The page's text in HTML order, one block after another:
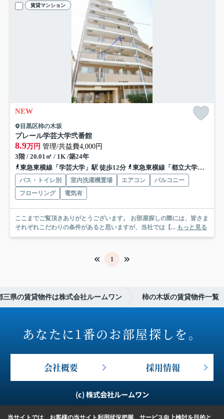
賃貸マンション
NEW
目黒区柿の木坂
プレール学芸大学弐番館
8.9万円 管理/共益費4,000円
3階 / 20.01㎡ / 1K /築24年
東急東横線「学芸大学」駅 徒歩12分
東急東横線「都立大学」駅 徒歩18分
バス・トイレ別 室内洗濯機置場 エアコン
バルコニー
フローリング
電気有
ここまでご覧頂きありがとうございます。 お部屋探しの際には、皆さま
それぞれこだわりの条件があると思いますが、当社では【... もっと見る
1
三県の賃貸物件は株式会社ルームワン 柿の木坂の賃貸物件一覧
あなたに1番のお部屋探しを。
会社概要 採用情報
(c) 株式会社ルームワン
当サイトでは、お客様の当サイト利用状況把握、サービス向上検討を目的と